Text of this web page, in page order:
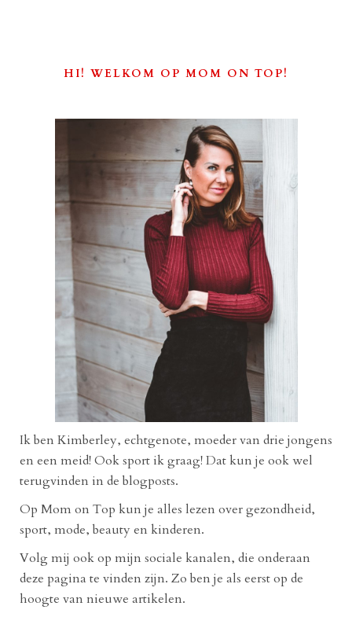
HI! WELKOM OP MOM ON TOP!
Ik ben Kimberley, echtgenote, moeder van drie jongens
en een meid! Ook sport ik graag! Dat kun je ook wel
terugvinden in de blogposts.
Op Mom on Top kun je alles lezen over gezondheid,
sport, mode, beauty en kinderen.
Volg mij ook op mijn sociale kanalen, die onderaan
deze pagina te vinden zijn. Zo ben je als eerst op de
hoogte van nieuwe artikelen.